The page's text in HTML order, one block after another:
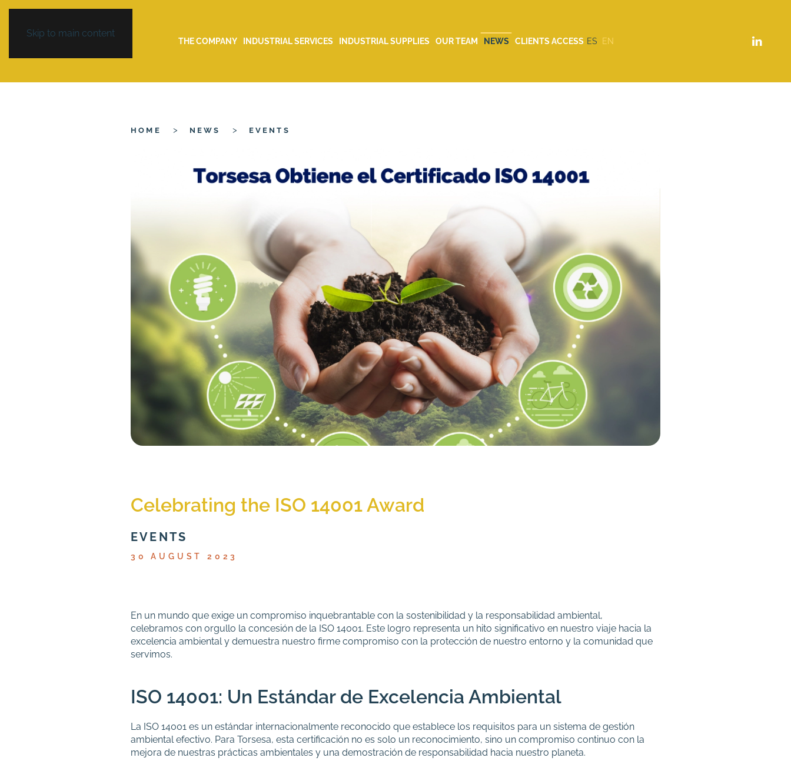
Skip to main content
THE COMPANY INDUSTRIAL SERVICES INDUSTRIAL SUPPLIES OUR TEAM NEWS CLIENTS ACCESS ES EN
HOME NEWS EVENTS
Celebrating the ISO 14001 Award
EVENTS
30 AUGUST 2023
En un mundo que exige un compromiso inquebrantable con la sostenibilidad y la responsabilidad ambiental,
celebramos con orgullo la concesión de la ISO 14001. Este logro representa un hito significativo en nuestro viaje hacia la
excelencia ambiental y demuestra nuestro firme compromiso con la protección de nuestro entorno y la comunidad que
servimos.
ISO 14001: Un Estándar de Excelencia Ambiental
La ISO 14001 es un estándar internacionalmente reconocido que establece los requisitos para un sistema de gestión
ambiental efectivo. Para Torsesa, esta certificación no es solo un reconocimiento, sino un compromiso continuo con la
mejora de nuestras prácticas ambientales y una demostración de responsabilidad hacia nuestro planeta.